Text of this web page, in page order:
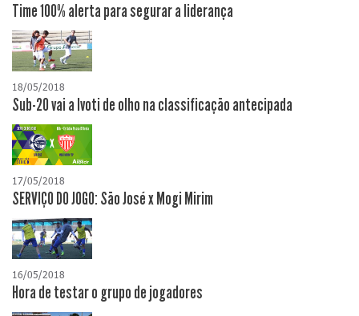
Time 100% alerta para segurar a liderança
18/05/2018
Sub-20 vai a Ivoti de olho na classificação antecipada
17/05/2018
SERVIÇO DO JOGO: São José x Mogi Mirim
16/05/2018
Hora de testar o grupo de jogadores